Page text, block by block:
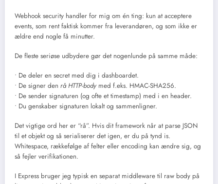
Webhook security handler for mig om én ting: kun at acceptere
events, som rent faktisk kommer fra leverandøren, og som ikke er
ældre end nogle få minutter.
De fleste seriøse udbydere gør det nogenlunde på samme måde:
• De deler en secret med dig i dashboardet.
• De signer den rå HTTP-body med f.eks. HMAC-SHA256.
• De sender signaturen (og ofte et timestamp) med i en header.
• Du genskaber signaturen lokalt og sammenligner.
Det vigtige ord her er “rå”. Hvis dit framework når at parse JSON
til et objekt og så serialiserer det igen, er du på tynd is.
Whitespace, rækkefølge af felter eller encoding kan ændre sig, og
så fejler verifikationen.
I Express bruger jeg typisk en separat middleware til raw body på